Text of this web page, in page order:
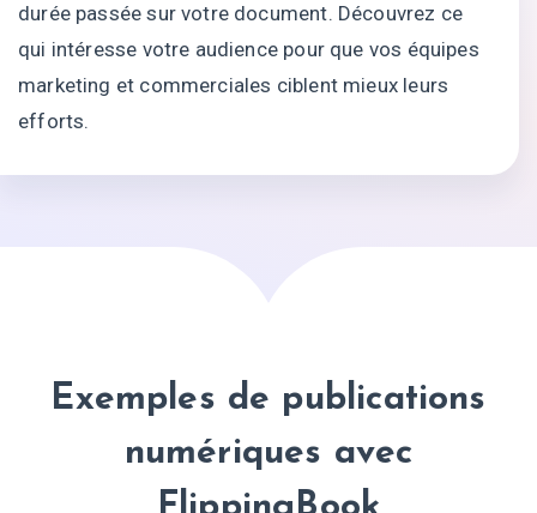
durée passée sur votre document. Découvrez ce
qui intéresse votre audience pour que vos équipes
marketing et commerciales ciblent mieux leurs
efforts.
Exemples de publications
numériques avec